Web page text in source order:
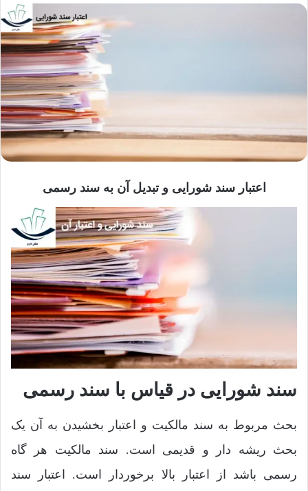
اعتبار سند شورایی و تبدیل آن به سند رسمی
سند شورایی در قیاس با سند رسمی
بحث مربوط به سند مالکیت و اعتبار بخشیدن به آن یک
بحث ریشه دار و قدیمی است. سند مالکیت هر گاه
رسمی باشد از اعتبار بالا برخوردار است. اعتبار سند